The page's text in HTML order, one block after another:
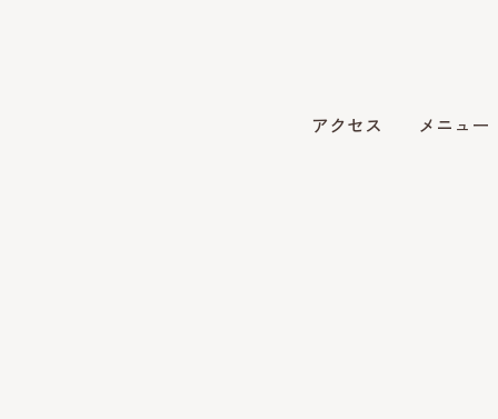
アクセス メニュー